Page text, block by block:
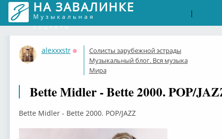
НА ЗАВАЛИНКЕ
Музыкальная
соцсеть
|
alexxxstr
Оффлайн
Солисты зарубежной эстрады
Музыкальный блог. Вся музыка
Мира
Bette Midler - Bette 2000. POP/
Bette Midler - Bette 2000. POP/JAZZ